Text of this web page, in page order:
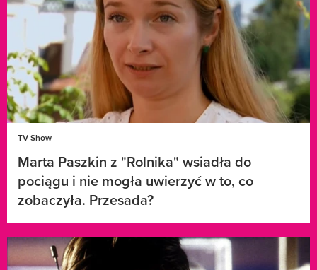
TV Show
Marta Paszkin z "Rolnika" wsiadła do
pociągu i nie mogła uwierzyć w to, co
zobaczyła. Przesada?